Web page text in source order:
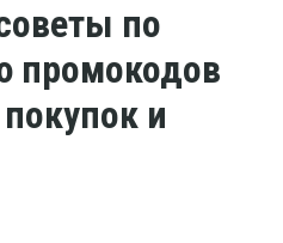
по
промокодов
и